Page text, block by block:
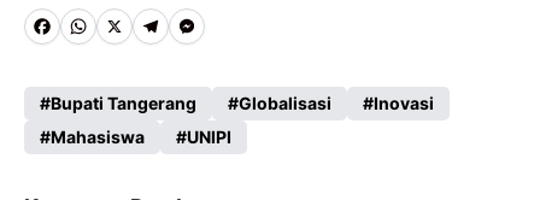
Fa
b
o
W
ts
A
X
Te
gr
a
M
se
n
Bupati Tangerang Globalisasi
Inovasi
Mahasiswa
UNIPI